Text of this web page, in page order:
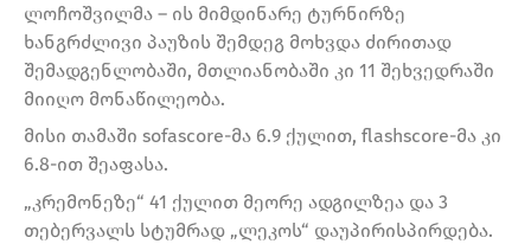
ლოჩოშვილმა – ის მიმდინარე ტურნირზე
ხანგრძლივი პაუზის შემდეგ მოხვდა ძირითად
შემადგენლობაში, მთლიანობაში კი 11 შეხვედრაში
მიიღო მონაწილეობა.
მისი თამაში sofascore-მა 6.9 ქულით, flashscore-მა კი
6.8-ით შეაფასა.
„კრემონეზე“ 41 ქულით მეორე ადგილზეა და 3
თებერვალს სტუმრად „ლეკოს“ დაუპირისპირდება.